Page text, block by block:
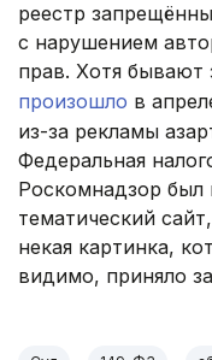
реестр
с нарушением
прав. Хотя бывают
произошло в
из-за рекламы
Федеральная
Роскомнадзор был
тематический
некая картинка,
видимо, приняло